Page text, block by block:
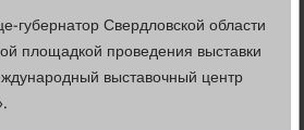
губернатор Свердловской области
площадкой проведения выставки
выставочный центр